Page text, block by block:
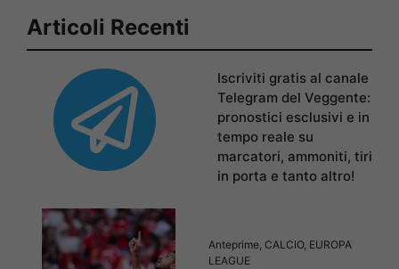
Articoli Recenti
Iscriviti gratis al canale
Telegram del Veggente:
pronostici esclusivi e in
tempo reale su
marcatori, ammoniti, tiri
in porta e tanto altro!
Anteprime, CALCIO, EUROPA
LEAGUE